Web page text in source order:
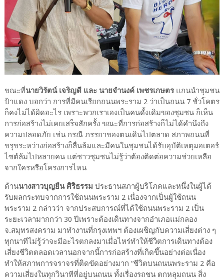
ขณะที่นายวิรัตน์ เจริญดี และ นายจำนงค์ เพชรเกษตร แกนนำชุมชน
ป้าแดง บอกว่า การที่มีคนเรียกถนนพระราม 2 ว่าเป็นถนน 7 ชั่วโคตร
ก็คงไม่ได้ผิดอะไร เพราะพวกเราเองเป็นคนดั้งเดิมของชุมชน ก็เห็น
การก่อสร้างไม่เคยเสร็จสักครั้ง ขณะที่การก่อสร้างก็ไม่ได้คำนึงถึง
ความปลอดภัย เช่น กรณี ภรรยาของตนเดินไปตลาด สภาพถนนที่
ขรุขระหว่างก่อสร้างก็ลื่นล้มและมีคนในชุมชนได้รับอุบัติเหตุมอเตอร์
ไซต์ล้มไปหลายคน แต่ชาวชุมชนไม่รู้ว่าต้องติดต่อความช่วยเหลือ
จากใครหรือโครงการไหน
ด้านนางสาวบุญยืน ศิริธรรม ประธานสภาผู้บริโภคและหนึ่งในผู้ได้
รับผลกระทบจากการใช้ถนนพระราม 2 เนื่องจากเป็นผู้ใช้ถนน
พระราม 2 กล่าวว่า จากประสบการณ์ที่ได้ใช้ถนนพระราม 2 เป็น
ระยะเวลามากกว่า 30 ปีเพราะต้องเดินทางจากอำเภอแม่กลอง
จ.สมุทรสงคราม มาทำงานที่กรุงเทพฯ ต้องเผชิญกับความเสี่ยงต่าง ๆ
ทุกนาทีไม่รู้ว่าจะมีอะไรตกลงมาเมื่อไหร่ทำให้ชีวิตการเดินทางต้อง
เสี่ยงชีวิตตลอดเวลานอกจากนี้การก่อสร้างที่เกิดขึ้นอย่างต่อเนื่อง
ทำให้สภาพการจราจรที่ติดขัดอย่างมาก “ชีวิตบนถนนพระราม 2 คือ
ความเสี่ยงในทุกวินาทีที่อยู่บนถนน ทั้งเรื่องรถชน ตกหลุมถนน สิ่ง